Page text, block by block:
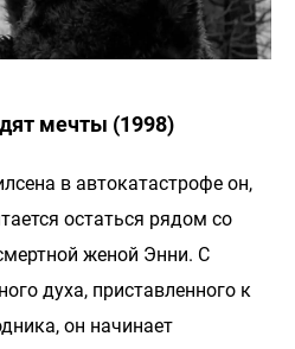
мечты (1998)
в автокатастрофе он,
остаться рядом со
женой Энни. С
духа, приставленного к
он начинает